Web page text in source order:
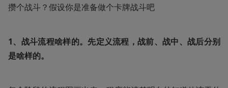
攒个战斗？假设你是准备做个卡牌战斗吧
1、战斗流程啥样的。先定义流程，战前、战中、战后分别
是啥样的。